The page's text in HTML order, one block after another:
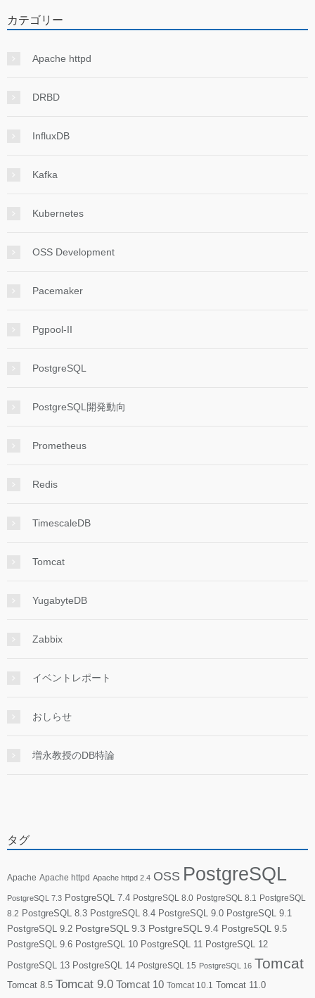
カテゴリー
Apache httpd
DRBD
InfluxDB
Kafka
Kubernetes
OSS Development
Pacemaker
Pgpool-II
PostgreSQL
PostgreSQL開発動向
Prometheus
Redis
TimescaleDB
Tomcat
YugabyteDB
Zabbix
イベントレポート
おしらせ
増永教授のDB特論
タグ
Apache Apache httpd Apache httpd 2.4 OSS PostgreSQL
PostgreSQL 7.3 PostgreSQL 7.4 PostgreSQL 8.0 PostgreSQL 8.1
PostgreSQL
8.2 PostgreSQL 8.3 PostgreSQL 8.4 PostgreSQL 9.0 PostgreSQL 9.1
PostgreSQL 9.2 PostgreSQL 9.3 PostgreSQL 9.4 PostgreSQL 9.5
PostgreSQL 9.6 PostgreSQL 10 PostgreSQL 11 PostgreSQL 12
PostgreSQL 13 PostgreSQL 14 PostgreSQL 15 PostgreSQL 16 Tomcat
Tomcat 8.5 Tomcat 9.0 Tomcat 10 Tomcat 10.1 Tomcat 11.0